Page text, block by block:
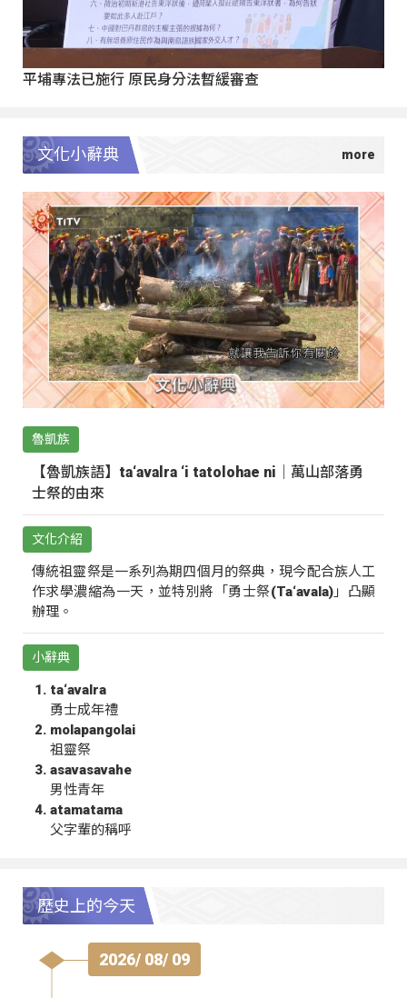
平埔專法已施行 原民身分法暫緩審查
文化小辭典
魯凱族
【魯凱族語】ta‘avalra ‘i tatolohae ni｜萬山部落勇
士祭的由來
文化介紹
傳統祖靈祭是一系列為期四個月的祭典，現今配合族人工
作求學濃縮為一天，並特別將「勇士祭(Ta‘avala)」凸顯
辦理。
小辭典
ta‘avalra
勇士成年禮
molapangolai
祖靈祭
asavasavahe
男性青年
atamatama
父字輩的稱呼
歷史上的今天
2026/ 08/ 09